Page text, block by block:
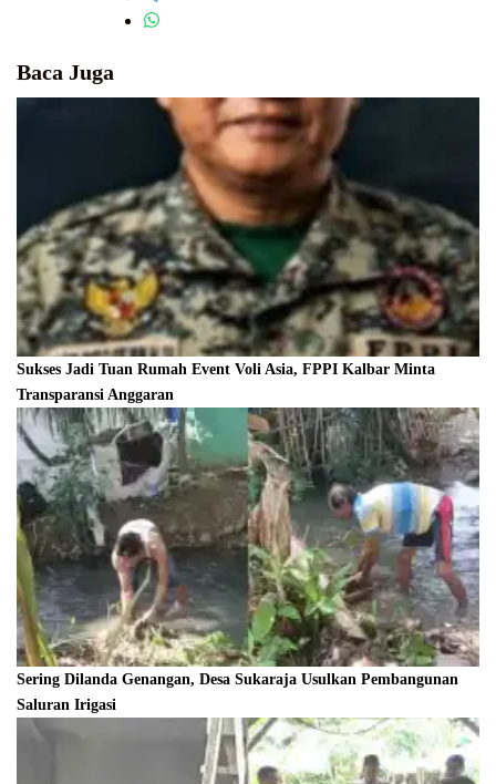
Baca Juga
Sukses Jadi Tuan Rumah Event Voli Asia, FPPI Kalbar Minta
Transparansi Anggaran
Sering Dilanda Genangan, Desa Sukaraja Usulkan Pembangunan
Saluran Irigasi